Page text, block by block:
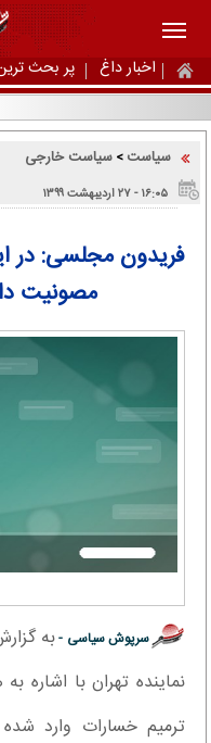
اخبار داغ پر بحث
سیاست > سیاست خارجی
۱۶:۰۵ - ۲۷ اردیبهشت ۱۳۹۹
فریدون مجلسی: در
مصونیت
سرپوش سیاسی -به
ترمیم خسارات وارد